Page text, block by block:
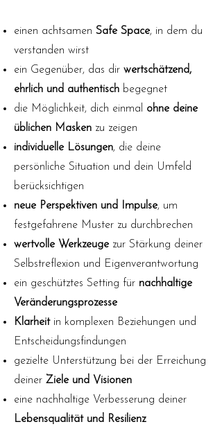
einen achtsamen Safe Space, in dem du
verstanden wirst
ein Gegenüber, das dir wertschätzend,
ehrlich und authentisch begegnet
die Möglichkeit, dich einmal ohne deine
üblichen Masken zu zeigen
individuelle Lösungen, die deine
persönliche Situation und dein Umfeld
berücksichtigen
neue Perspektiven und Impulse, um
festgefahrene Muster zu durchbrechen
wertvolle Werkzeuge zur Stärkung deiner
Selbstreflexion und Eigenverantwortung
ein geschütztes Setting für nachhaltige
Veränderungsprozesse
Klarheitin komplexen Beziehungen und
Entscheidungsfindungen
gezielte Unterstützung bei der Erreichung
deiner Ziele und Visionen
eine nachhaltige Verbesserung deiner
Lebensqualität und Resilienz